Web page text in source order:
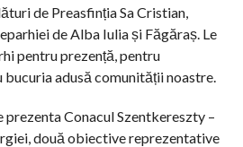
de Preasfinția Sa Cristian,
de Alba Iulia și Făgăraș. Le
pentru prezență, pentru
adusă comunității noastre.
prezenta Conacul Szentkereszty –
două obiective reprezentative